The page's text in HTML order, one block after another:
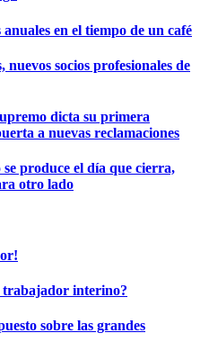
en el tiempo de un café
socios profesionales de
dicta su primera
a nuevas reclamaciones
produce el día que cierra,
otro lado
trabajador interino?
sobre las grandes